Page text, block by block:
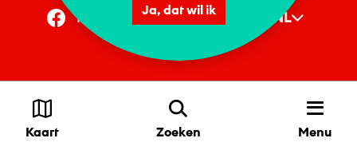
Facebook Instagram NL
Utrecht & Partners
Privacyvoorkeuren
1 = NL | 2 = DE | 4 = EN
Ja, dat wil ik
Kaart Zoeken Menu